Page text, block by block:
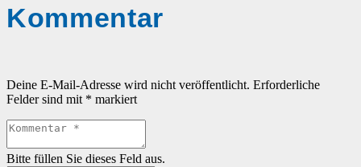
Kommentar
Deine E-Mail-Adresse wird nicht veröffentlicht. Erforderliche
Felder sind mit * markiert
Bitte füllen Sie dieses Feld aus.